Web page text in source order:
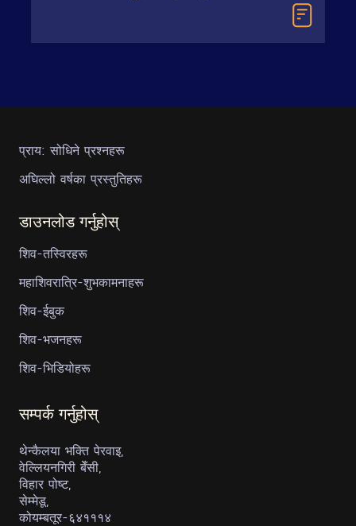
प्राय: सोधिने प्रश्नहरू
अघिल्लो वर्षका प्रस्तुतिहरू
डाउनलोड गर्नुहोस्
शिव-तस्विरहरू
महाशिवरात्रि-शुभकामनाहरू
शिव-ईबुक
शिव-भजनहरू
शिव-भिडियोहरू
सम्पर्क गर्नुहोस्
थेन्कैलया भक्ति पेरवाइ,
वेल्लियनगिरी बेँसी,
विहार पोष्ट,
सेम्मेडू,
कोयम्बतूर-६४१११४